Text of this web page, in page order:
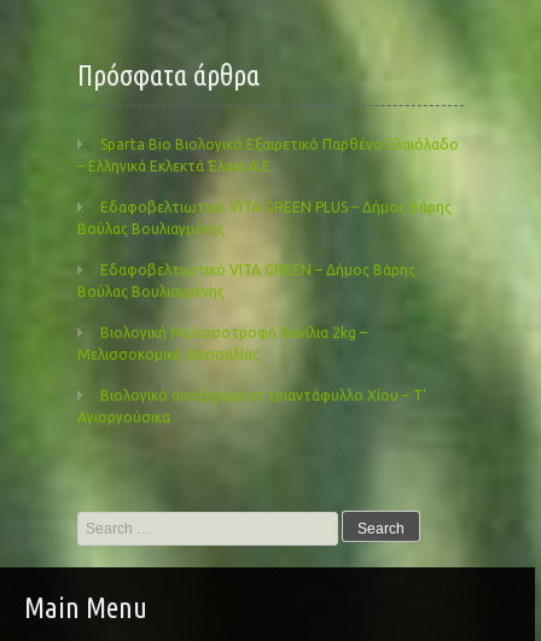
Πρόσφατα άρθρα
Sparta Bio Βιολογικό Εξαιρετικό Παρθένο Ελαιόλαδο
– Ελληνικά Εκλεκτά Έλαια Α.Ε.
Εδαφοβελτιωτικό VITA GREEN PLUS – Δήμος Βάρης
Βούλας Βουλιαγμένης
Εδαφοβελτιωτικό VITA GREEN – Δήμος Βάρης
Βούλας Βουλιαγμένης
Βιολογική Μελισσοτροφή Βανίλια 2kg –
Μελισσοκομική Θεσσαλίας
Βιολογικό αποξηραμένο τριαντάφυλλο Χίου – Τ’
Αγιοργούσικα
Search
for:
Main Menu